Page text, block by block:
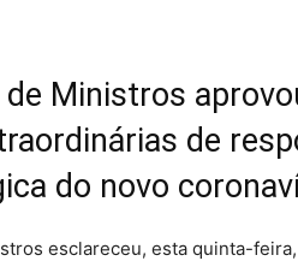
de Ministros
de
do novo
esclareceu, esta quinta-